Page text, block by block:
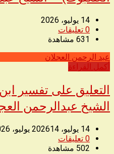
14 يوليو، 2026
0 تعليقات
631 مشاهدة
عبد الرحمن العجلان
أكمل القراءة
التعليق على تفسير
الشيخ عبدالرحمن
14 يوليو، 2026
14 يوليو، 2026
0 تعليقات
502 مشاهدة